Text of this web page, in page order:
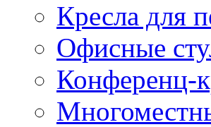
Кресла для
Офисные
Конференц-